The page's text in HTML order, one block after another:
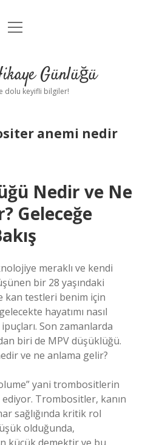
Anasayfa
Uyarı
menüyü
Günlüğü
dolu keyifli bilgiler!
anemi nedir
Nedir ve Ne
Geleceğe
meraklı ve kendi
bir 28 yaşındaki
kan testleri benim için
hayatımı nasıl
Son zamanlarda
biri de MPV düşüklüğü.
ve ne anlama gelir?
yani trombositlerin
Trombositler, kanın
sağlığında kritik rol
olduğunda,